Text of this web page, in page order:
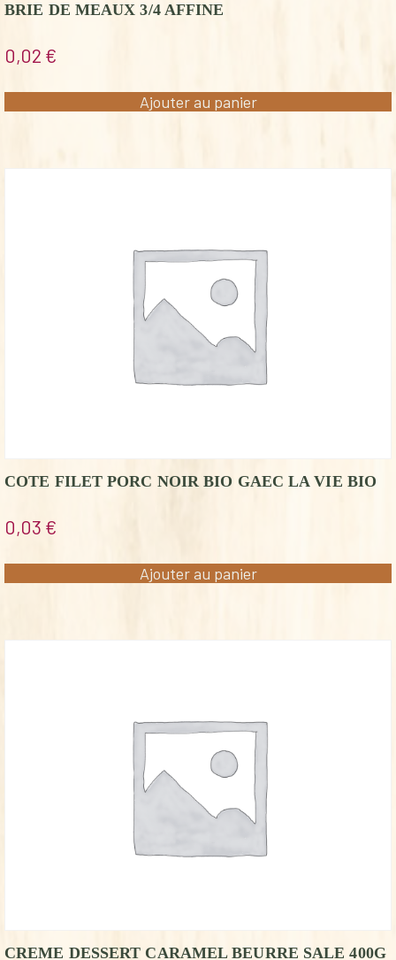
BRIE DE MEAUX 3/4 AFFINE
0,02 €
Ajouter au panier
COTE FILET PORC NOIR BIO GAEC LA VIE BIO
0,03 €
Ajouter au panier
CREME DESSERT CARAMEL BEURRE SALE 400G